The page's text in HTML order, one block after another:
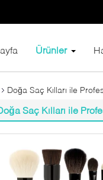
Ürünler
Doğa Saç Kılları ile
Saç Kılları ile